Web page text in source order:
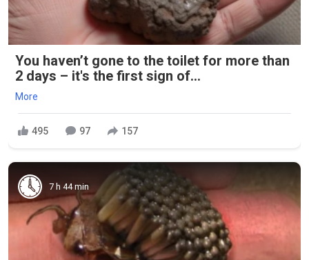
You haven’t gone to the toilet for more than
2 days – it's the first sign of...
More
495 97 157
7 h 44 min